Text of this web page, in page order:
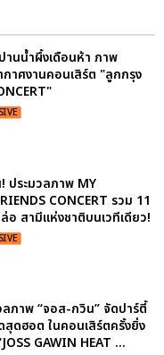
านน้ำผึ้งเดือนห้า ภาพ
กาศงานคอนเสิร์ต "ลูกกรุง
ประมวลภาพ MY
CONCERT รวม 11
อ สามีแห่งชาติบนเวทีเดียว!
ลภาพ “จอส-กวิน” จัดปาร์ตี้
สุดฮอต ในคอนเสิร์ตครั้งยิ่ง
GAWIN HEAT ...